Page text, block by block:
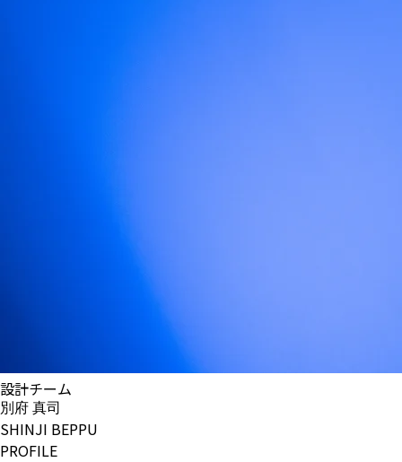
設計チーム
別府 真司
SHINJI BEPPU
PROFILE